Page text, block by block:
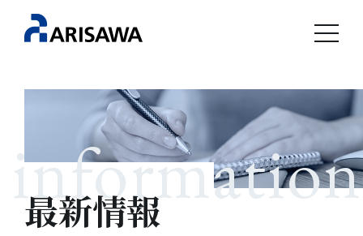
information
最新情報